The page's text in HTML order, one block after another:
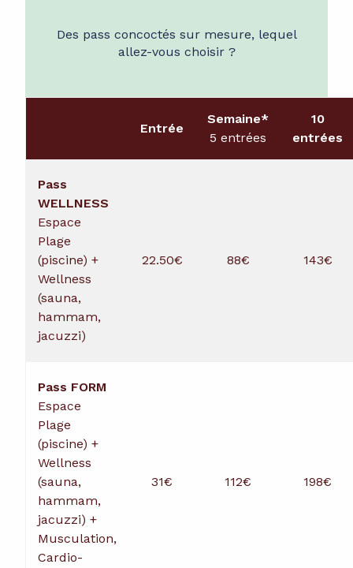
Salle multi-sports
Escalade
Jeux NeoXperiences
Des pass concoctés sur mesure, lequel
allez-vous choisir ?
Entrée
Semaine*
5 entrées
10
entrées
Pass
WELLNESS
Espace
Plage
(piscine) +
Wellness
(sauna,
hammam,
jacuzzi)
22.50€ 88€ 143€
Pass FORM
Espace
Plage
(piscine) +
Wellness
(sauna,
hammam,
jacuzzi) +
Musculation,
Cardio-
31€ 112€ 198€